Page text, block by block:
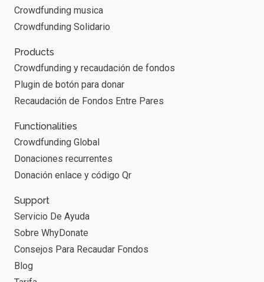
Crowdfunding musica
Crowdfunding Solidario
Products
Crowdfunding y recaudación de fondos
Plugin de botón para donar
Recaudación de Fondos Entre Pares
Functionalities
Crowdfunding Global
Donaciones recurrentes
Donación enlace y código Qr
Support
Servicio De Ayuda
Sobre WhyDonate
Consejos Para Recaudar Fondos
Blog